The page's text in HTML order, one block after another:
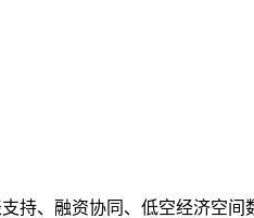
持、融资协同、低空经济空